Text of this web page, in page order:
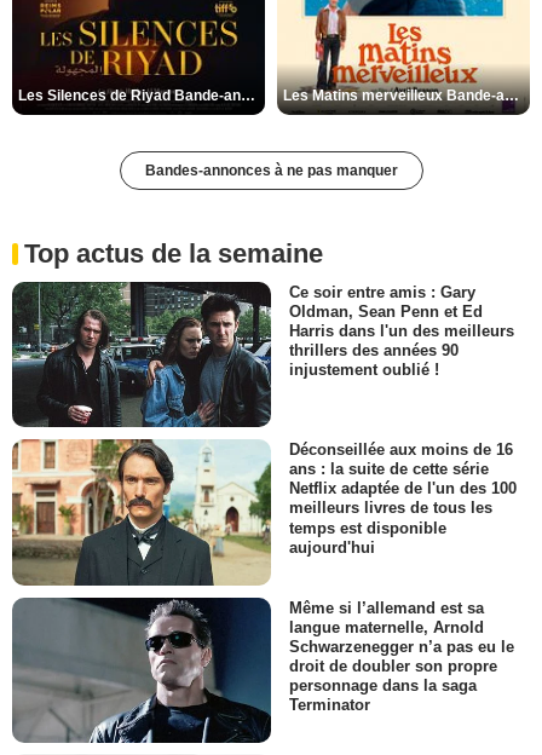
Les Silences de Riyad Bande-annonce VO STFR Les Matins merveilleux Bande-annonce VF
Bandes-annonces à ne pas manquer
Top actus de la semaine
Ce soir entre amis : Gary
Oldman, Sean Penn et Ed
Harris dans l'un des meilleurs
thrillers des années 90
injustement oublié !
Déconseillée aux moins de 16
ans : la suite de cette série
Netflix adaptée de l'un des 100
meilleurs livres de tous les
temps est disponible
aujourd'hui
Même si l’allemand est sa
langue maternelle, Arnold
Schwarzenegger n’a pas eu le
droit de doubler son propre
personnage dans la saga
Terminator